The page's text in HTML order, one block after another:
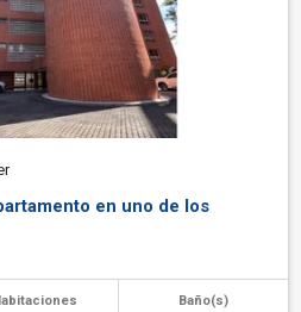
en uno de los
Baño(s)